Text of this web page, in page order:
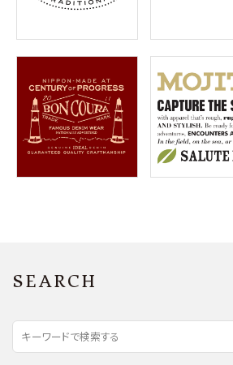
OFFICIAL WEB SITE
meeting_room ログイン 会員登録
SEARCH